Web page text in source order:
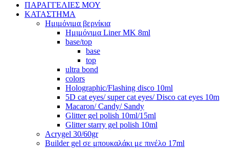
ΠΑΡΑΓΓΕΛΙΕΣ ΜΟΥ
ΚΑΤΑΣΤΗΜΑ
Ημιμόνιμα βερνίκια
Ημιμόνιμα Liner ΜΚ 8ml
base/top
base
top
ultra bond
colors
Holographic/Flashing disco 10ml
5D cat eyes/ super cat eyes/ Disco cat eyes 10m
Macaron/ Candy/ Sandy
Glitter gel polish 10ml/15ml
Glitter starry gel polish 10ml
Acrygel 30/60gr
Builder gel σε μπουκαλάκι με πινέλο 17ml